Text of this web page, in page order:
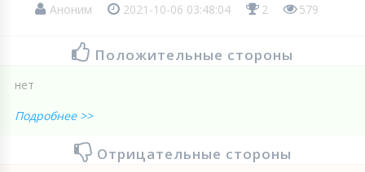
Аноним 2021-10-06 03:48:04 2 579
Положительные стороны
нет
Подробнее >>
Отрицательные стороны